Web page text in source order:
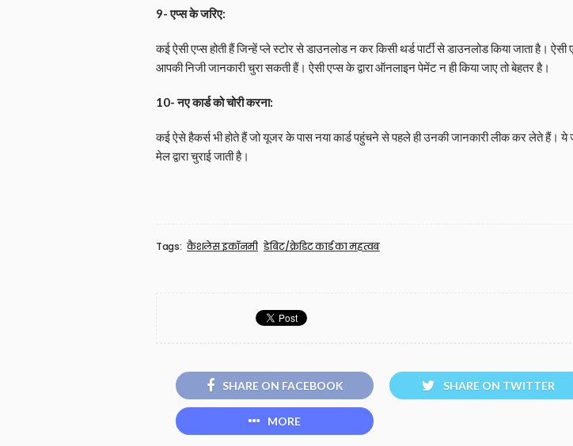
9- एप्स के जरिए:
कई ऐसी एप्स होती हैं जिन्हें प्ले स्टोर से डाउनलोड न कर किसी थर्ड पार्टी से डाउनलोड किया जाता है। ऐसी
आपकी निजी जानकारी चुरा सकती हैं। ऐसी एप्स के द्वारा ऑनलाइन पेमेंट न ही किया जाए तो बेहतर है।
10- नए कार्ड को चोरी करना:
कई ऐसे हैकर्स भी होते हैं जो यूजर के पास नया कार्ड पहुंचने से पहले ही उनकी जानकारी लीक कर लेते हैं। ये
मेल द्वारा चुराई जाती है।
Tags: कैशलेस इकॉनमी डेबिट/क्रेडिट कार्ड का महत्वब
SHARE ON FACEBOOK SHARE ON TWITTER
MORE